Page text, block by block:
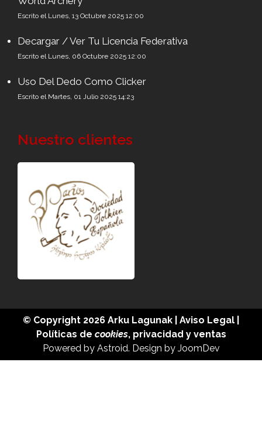
Escrito el Lunes, 13 Octubre 2025 12:00
Decargar / Ver Tu Licencia Federativa
Escrito el Lunes, 06 Octubre 2025 12:00
Uso Del Dedo Como Clicker
Escrito el Martes, 01 Julio 2025 14:23
Nuestro clientes
© Copyright 2026 Arku Lagunak Aviso Legal
Políticas de cookies, privacidad y ventas
Powered by Astroid. Design by JoomDev